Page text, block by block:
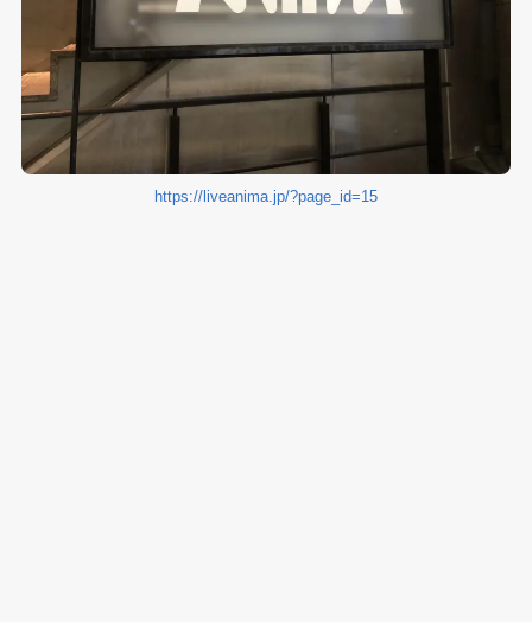
https://liveanima.jp/?page_id=15